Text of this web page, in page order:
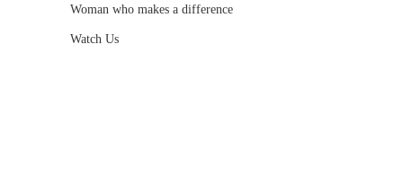
Woman who makes a difference
Watch Us